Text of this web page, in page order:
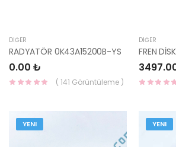
DIĞER
RADYATÖR 0K43A15200B-YS
0.00 ₺
( 141 Görüntüleme )
DIĞER
YENI YENI